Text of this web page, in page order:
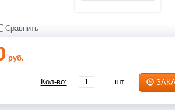
Сравнить
руб.
Кол-во: шт